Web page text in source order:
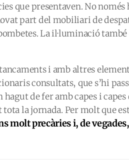
que presentaven. No només
part del mobiliari de
La il·luminació
i amb altres
consultats, que s’hi
de fer amb capes i capes
la jornada. Per molt que
molt precàries i, de